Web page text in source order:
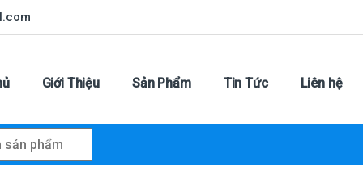
Giới Thiệu Sản Phẩm Tin Tức Liên hệ